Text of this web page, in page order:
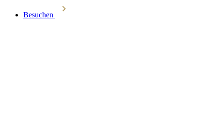
Besuchen